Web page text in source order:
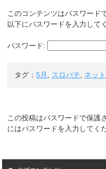
このコンテンツはパスワード
以下にパスワードを入力して
パスワード:
タグ：5月 , スロパチ, ネッ
この投稿はパスワードで保護
にはパスワードを入力してく